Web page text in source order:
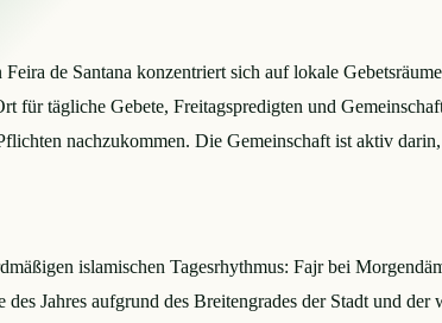
de Santana konzentriert sich auf lokale
für tägliche Gebete, Freitagspredigten und
nachzukommen. Die Gemeinschaft ist aktiv
islamischen Tagesrhythmus: Fajr bei
Jahres aufgrund des Breitengrades der Stadt und der